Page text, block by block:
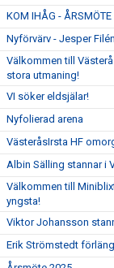
KOM IHÅG -
Nyförvärv - Jesper Filén
Välkommen till
stora utmaning!
VI söker eldsjälar!
Nyfolierad arena
VästeråsIrsta HF
Albin Sälling stannar i
Välkommen till
yngsta!
Viktor Johansson
Erik Strömstedt